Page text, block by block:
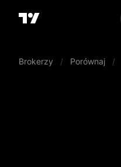
Brokerzy / Porównaj /